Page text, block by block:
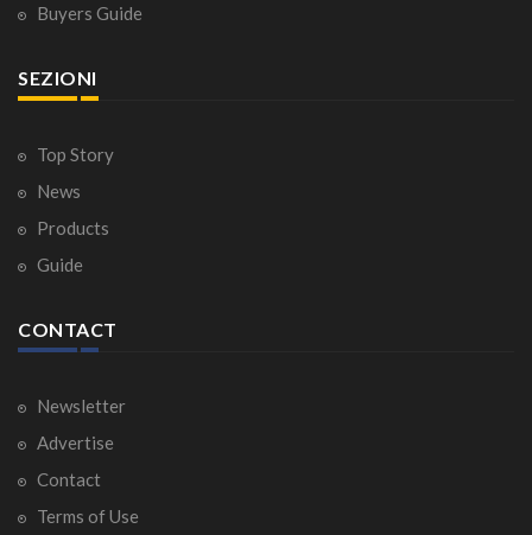
Buyers Guide
SEZIONI
Top Story
News
Products
Guide
CONTACT
Newsletter
Advertise
Contact
Terms of Use